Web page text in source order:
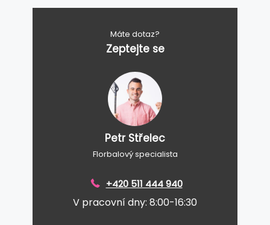
Máte dotaz?
Zeptejte se
Petr Střelec
Florbalový specialista
+420 511 444 940
V pracovní dny: 8:00-16:30